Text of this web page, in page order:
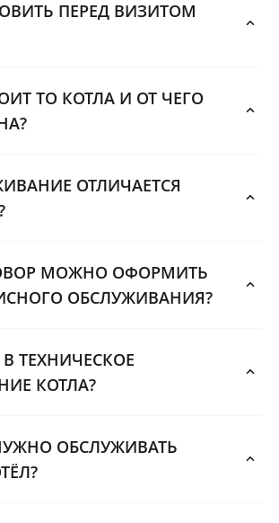
ПЕРЕД ВИЗИТОМ
ТО КОТЛА И ОТ ЧЕГО
ОТЛИЧАЕТСЯ
МОЖНО ОФОРМИТЬ
ОБСЛУЖИВАНИЯ?
ТЕХНИЧЕСКОЕ
КОТЛА?
ОБСЛУЖИВАТЬ